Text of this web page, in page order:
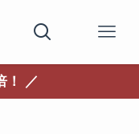
！ ／